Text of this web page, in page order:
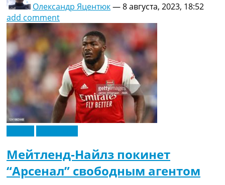
Олександр Яцентюк—8 августа, 2023, 18:52
add comment
Мейтленд-Найлз покинет
“Арсенал” свободным агентом